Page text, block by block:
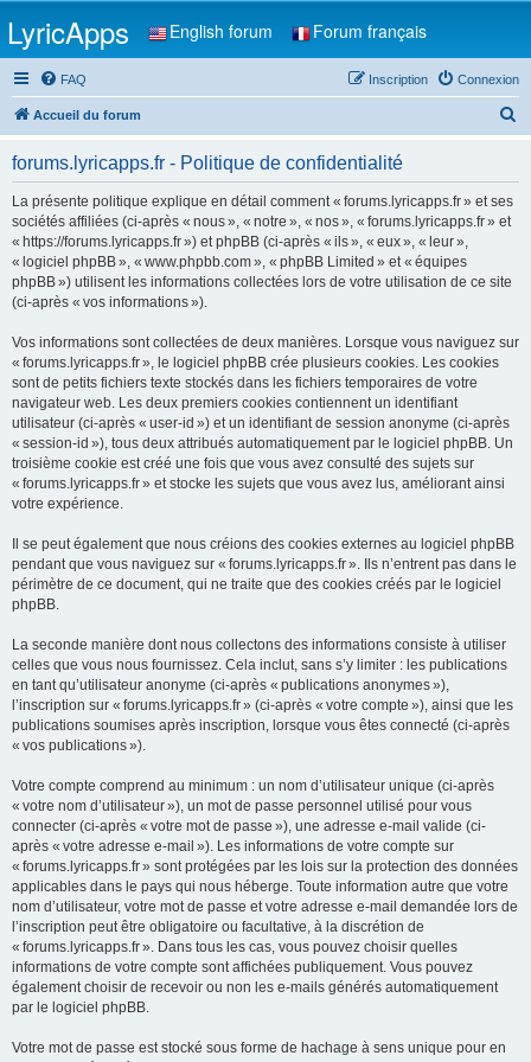
LyricApps English forum Forum français
FAQ Connexion
Inscription
Accueil du forum
e
forums.lyricapps.fr - Politique de confidentialité
La présente politique explique en détail comment « forums.lyricapps.fr » et ses
sociétés affiliées (ci-après « nous », « notre », « nos », « forums.lyricapps.fr » et
« https://forums.lyricapps.fr ») et phpBB (ci-après « ils », « eux », « leur »,
« logiciel phpBB », « www.phpbb.com », « phpBB Limited » et « équipes
phpBB ») utilisent les informations collectées lors de votre utilisation de ce site
(ci-après « vos informations »).
Vos informations sont collectées de deux manières. Lorsque vous naviguez sur
« forums.lyricapps.fr », le logiciel phpBB crée plusieurs cookies. Les cookies
sont de petits fichiers texte stockés dans les fichiers temporaires de votre
navigateur web. Les deux premiers cookies contiennent un identifiant
utilisateur (ci-après « user-id ») et un identifiant de session anonyme (ci-après
« session-id »), tous deux attribués automatiquement par le logiciel phpBB. Un
troisième cookie est créé une fois que vous avez consulté des sujets sur
« forums.lyricapps.fr » et stocke les sujets que vous avez lus, améliorant ainsi
votre expérience.
Il se peut également que nous créions des cookies externes au logiciel phpBB
pendant que vous naviguez sur « forums.lyricapps.fr ». Ils n’entrent pas dans le
périmètre de ce document, qui ne traite que des cookies créés par le logiciel
phpBB.
La seconde manière dont nous collectons des informations consiste à utiliser
celles que vous nous fournissez. Cela inclut, sans s’y limiter : les publications
en tant qu’utilisateur anonyme (ci-après « publications anonymes »),
l’inscription sur « forums.lyricapps.fr » (ci-après « votre compte »), ainsi que les
publications soumises après inscription, lorsque vous êtes connecté (ci-après
« vos publications »).
Votre compte comprend au minimum : un nom d’utilisateur unique (ci-après
« votre nom d’utilisateur »), un mot de passe personnel utilisé pour vous
connecter (ci-après « votre mot de passe »), une adresse e-mail valide (ci-
après « votre adresse e-mail »). Les informations de votre compte sur
« forums.lyricapps.fr » sont protégées par les lois sur la protection des données
applicables dans le pays qui nous héberge. Toute information autre que votre
nom d’utilisateur, votre mot de passe et votre adresse e-mail demandée lors de
l’inscription peut être obligatoire ou facultative, à la discrétion de
« forums.lyricapps.fr ». Dans tous les cas, vous pouvez choisir quelles
informations de votre compte sont affichées publiquement. Vous pouvez
également choisir de recevoir ou non les e-mails générés automatiquement
par le logiciel phpBB.
Votre mot de passe est stocké sous forme de hachage à sens unique pour en